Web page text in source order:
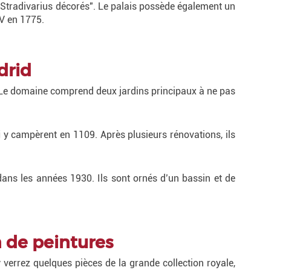
décorés". Le palais possède également un
en 1775.
domaine comprend deux jardins principaux à ne pas
campèrent en 1109. Après plusieurs rénovations, ils
les années 1930. Ils sont ornés d’un bassin et de
de peintures
quelques pièces de la grande collection royale,